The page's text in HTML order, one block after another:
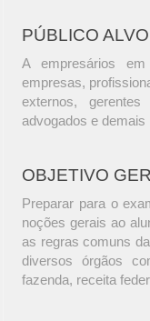
PÚBLICO ALVO
A empresários em
empresas,
externos,
advogados e demais
OBJETIVO
Preparar para o
noções gerais ao
as regras comuns
diversos órgãos
fazenda, receita